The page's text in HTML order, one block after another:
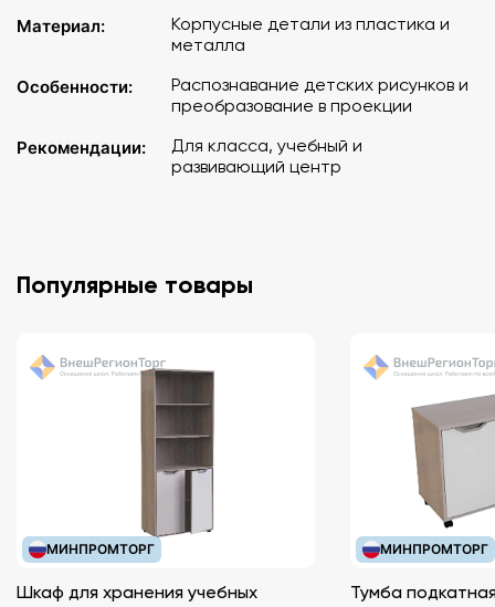
Материал:
Корпусные детали из пластика и
металла
Особенности:
Распознавание детских рисунков и
преобразование в проекции
Рекомендации:
Для класса, учебный и
развивающий центр
Популярные товары
МИНПРОМТОРГ
Шкаф для хранения учебных
МИНПРОМТОРГ
Тумба